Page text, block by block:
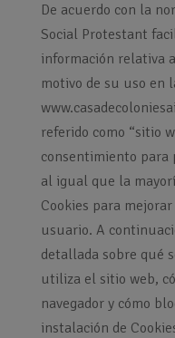
De acuerdo con la
Social Protestant
información relativa
motivo de su uso en
referido como “sitio
consentimiento
al igual que la
Cookies para
usuario. A
detallada sobre qué
utiliza el sitio web,
navegador y cómo
instalación de